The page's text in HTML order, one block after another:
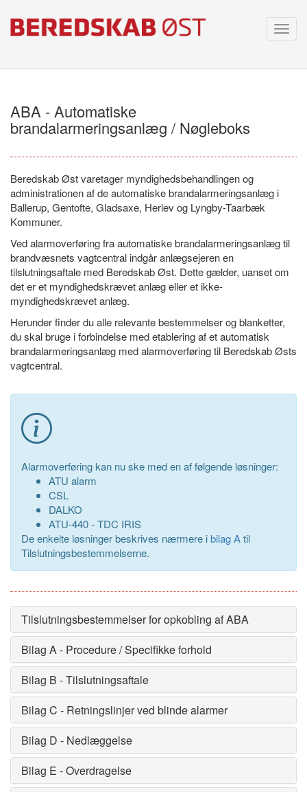
ABA - Automatiske
brandalarmeringsanlæg / Nøgleboks
Beredskab Øst varetager myndighedsbehandlingen og
administrationen af de automatiske brandalarmeringsanlæg i
Ballerup, Gentofte, Gladsaxe, Herlev og Lyngby-Taarbæk
Kommuner.
Ved alarmoverføring fra automatiske brandalarmeringsanlæg til
brandvæsnets vagtcentral indgår anlægsejeren en
tilslutningsaftale med Beredskab Øst. Dette gælder, uanset om
det er et myndighedskrævet anlæg eller et ikke-
myndighedskrævet anlæg.
Herunder finder du alle relevante bestemmelser og blanketter,
du skal bruge i forbindelse med etablering af et automatisk
brandalarmeringsanlæg med alarmoverføring til Beredskab Østs
vagtcentral.
Alarmoverføring kan nu ske med en af følgende løsninger:
ATU alarm
CSL
DALKO
ATU-440 - TDC IRIS
De enkelte løsninger beskrives nærmere ibilag Atil
Tilslutningsbestemmelserne.
Tilslutningsbestemmelser for opkobling af ABA
Bilag A - Procedure / Specifikke forhold
Bilag B - Tilslutningsaftale
Bilag C - Retningslinjer ved blinde alarmer
Bilag D - Nedlæggelse
Bilag E - Overdragelse